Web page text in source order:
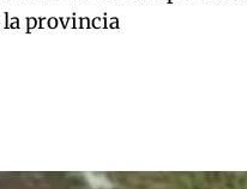
la provincia